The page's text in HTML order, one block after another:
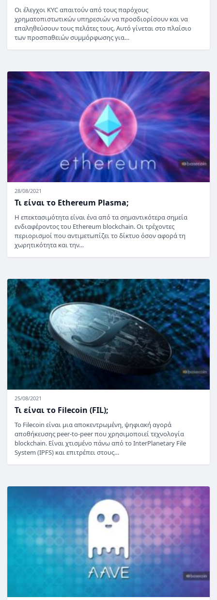
Οι έλεγχοι KYC απαιτούν από τους παρόχους
χρηματοπιστωτικών υπηρεσιών να προσδιορίσουν και να
επαληθεύσουν τους πελάτες τους. Αυτό γίνεται στο πλαίσιο
των προσπαθειών συμμόρφωσης για…
28/08/2021
Τι είναι το Ethereum Plasma;
Η επεκτασιμότητα είναι ένα από τα σημαντικότερα σημεία
ενδιαφέροντος του Ethereum blockchain. Οι τρέχοντες
περιορισμοί που αντιμετωπίζει το δίκτυο όσον αφορά τη
χωρητικότητα και την…
25/08/2021
Τι είναι το Filecoin (FIL);
Το Filecoin είναι μια αποκεντρωμένη, ψηφιακή αγορά
αποθήκευσης peer-to-peer που χρησιμοποιεί τεχνολογία
blockchain. Είναι χτισμένο πάνω από το InterPlanetary File
System (IPFS) και επιτρέπει στους…